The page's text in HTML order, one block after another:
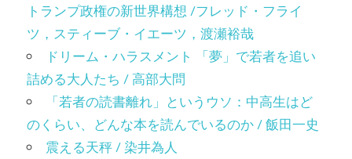
トランプ政権の新世界構想 /フレッド・フライ
ツ，スティーブ・イエーツ，渡瀬裕哉
ドリーム・ハラスメント 「夢」で若者を追い
詰める大人たち / 高部大問
「若者の読書離れ」というウソ：中高生はど
のくらい、どんな本を読んでいるのか / 飯田一史
震える天秤 / 染井為人